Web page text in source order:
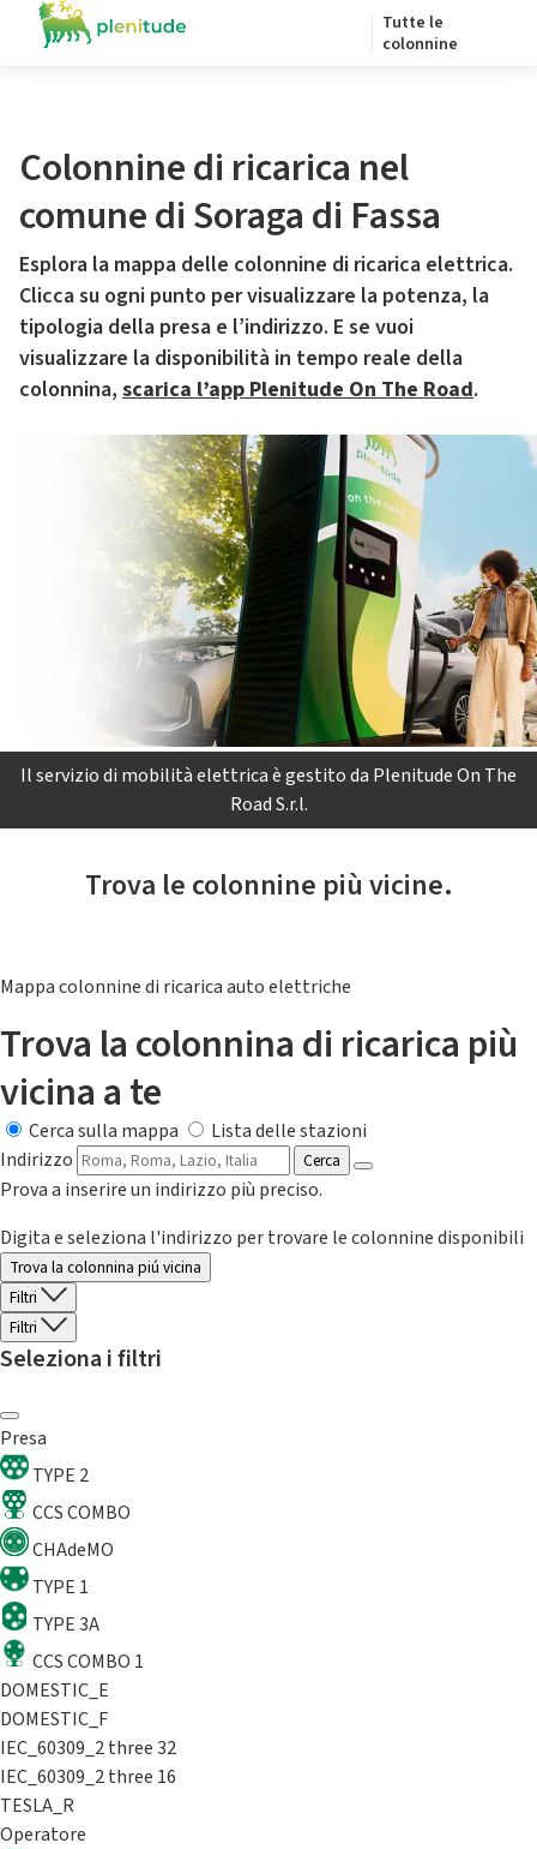
Tutte le
colonnine
Colonnine di ricarica nel
comune di Soraga di Fassa
Esplora la mappa delle colonnine di ricarica elettrica.
Clicca su ogni punto per visualizzare la potenza, la
tipologia della presa e l’indirizzo. E se vuoi
visualizzare la disponibilità in tempo reale della
colonnina, scarica l’app Plenitude On The Road.
Il servizio di mobilità elettrica è gestito da Plenitude On The
Road S.r.l.
Trova le colonnine più vicine.
Mappa colonnine di ricarica auto elettriche
Trova la colonnina di ricarica più
vicina a te
Cerca sulla mappa
Lista delle stazioni
Indirizzo
Cerca
Prova a inserire un indirizzo più preciso.
Digita e seleziona l'indirizzo per trovare le colonnine disponibili
Trova la colonnina piú vicina
Filtri
Filtri
Seleziona i filtri
Presa
TYPE 2
CCS COMBO
CHAdeMO
TYPE 1
TYPE 3A
CCS COMBO 1
DOMESTIC_E
DOMESTIC_F
IEC_60309_2 three 32
IEC_60309_2 three 16
TESLA_R
Operatore